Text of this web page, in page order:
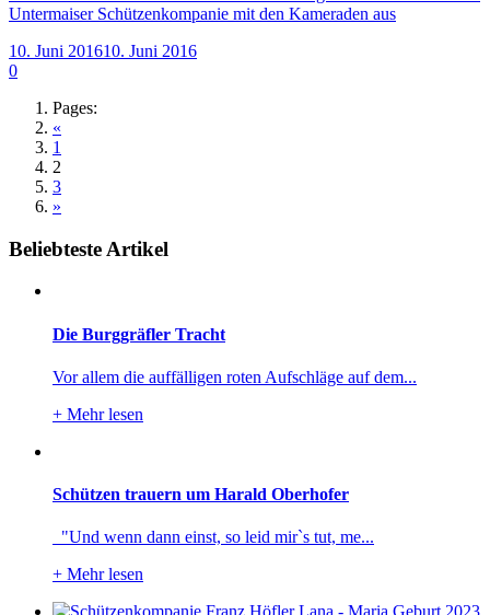
Untermaiser Schützenkompanie mit den Kameraden aus
10. Juni 201610. Juni 2016
0
Pages:
«
1
2
3
»
Beliebteste Artikel
Die Burggräfler Tracht
Vor allem die auffälligen roten Aufschläge auf dem...
+ Mehr lesen
Schützen trauern um Harald Oberhofer
"Und wenn dann einst, so leid mir`s tut, me...
+ Mehr lesen